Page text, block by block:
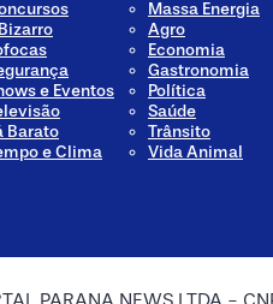
e Eventos
Barato
e Clima
Massa Energia
Agro
Economia
Gastronomia
Política
Saúde
Trânsito
Vida Animal